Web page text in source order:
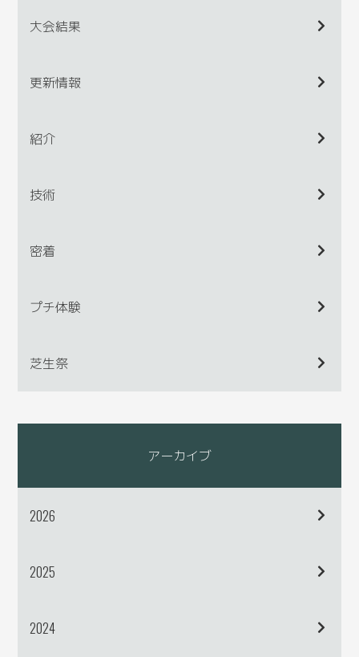
大会結果
更新情報
紹介
技術
密着
プチ体験
芝生祭
アーカイブ
2026
2025
2024